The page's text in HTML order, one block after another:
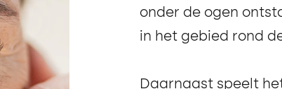
onder de ogen
in het gebied rond
Daarnaast speelt